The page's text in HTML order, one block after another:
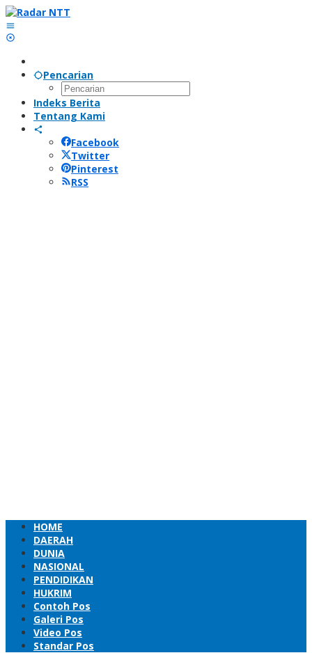
Lewati
ke
konten
Pencarian
Indeks Berita
Tentang Kami
Facebook
Twitter
Pinterest
RSS
HOME
DAERAH
DUNIA
NASIONAL
PENDIDIKAN
HUKRIM
Contoh Pos
Galeri Pos
Video Pos
Standar Pos